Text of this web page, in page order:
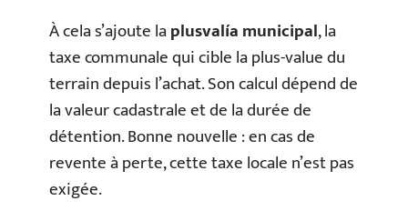
À cela s’ajoute laplusvalía municipal, la
taxe communale qui cible la plus-value du
terrain depuis l’achat. Son calcul dépend de
la valeur cadastrale et de la durée de
détention. Bonne nouvelle : en cas de
revente à perte, cette taxe locale n’est pas
exigée.